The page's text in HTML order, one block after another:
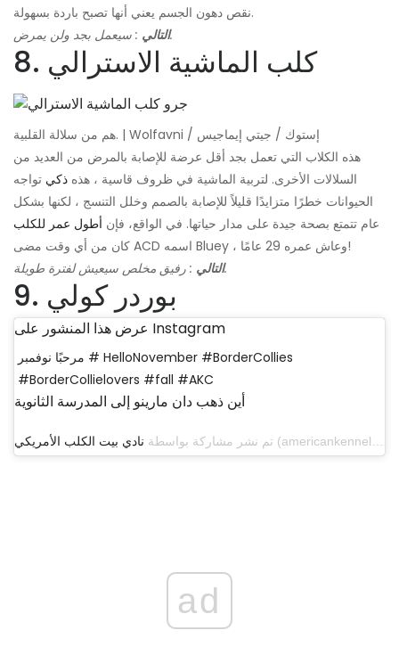
نقص دهون الجسم يعني أنها تصبح باردة بسهولة.
التالي: سيعمل بجد ولن يمرض.
8. كلب الماشية الاسترالي
هم من سلالة القلبية. | Wolfavni / إستوك / جيتي إيماجيس
هذه الكلاب التي تعمل بجد أقل عرضة للإصابة بالمرض من العديد من
السلالات الأخرى. لتربية الماشية في ظروف قاسية ، هذه ذكي تواجه
الحيوانات خطرًا متزايدًا قليلاً للإصابة بالصمم وخلل التنسج ، لكنها بشكل
عام تتمتع بصحة جيدة على مدار حياتها. في الواقع، فإن أطول عمر للكلب
كان من أي وقت مضى ACD اسمه Bluey ، وعاش عمره 29 عامًا!
التالي: رفيق مخلص سيعيش لفترة طويلة.
9. بوردر كولي
عرض هذا المنشور على Instagram
مرحبًا نوفمبر # HelloNovember #BorderCollies
#BorderCollielovers #fall #AKC
أين ذهب دان مارينو إلى المدرسة الثانوية
تم نشر مشاركة بواسطة نادي بيت الكلب الأمريكي
ad